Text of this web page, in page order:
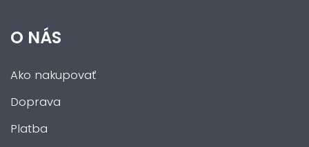
O NÁS
Ako nakupovať
Doprava
Platba